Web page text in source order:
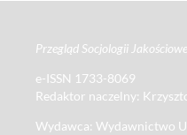
Przegląd Socjologii
e-ISSN 1733-8069
Redaktor naczelny:
Wydawca: Wydawnictwo